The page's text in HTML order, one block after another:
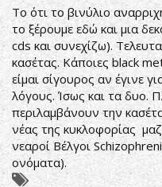
Το ότι το βινύλιο
το ξέρουμε εδώ και μια
cds και συνεχίζω).
κασέτας. Κάποιες black
είμαι σίγουρος αν έγινε
λόγους. Ίσως και τα δυο.
περιλαμβάνουν την
νέας της κυκλοφορίας
νεαροί Βέλγοι
ονόματα).